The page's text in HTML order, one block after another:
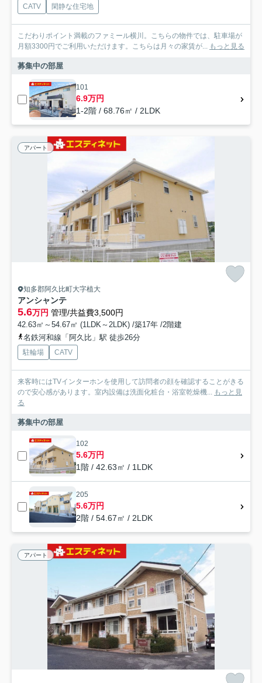
CATV 閑静な住宅地
こだわりポイント満載のファミール横川。こちらの物件では、駐車場が
月額3300円でご利用いただけます。こちらは月々の家賃が... もっと見る
募集中の部屋
101
6.9万円
1-2階 / 68.76㎡ / 2LDK
アパート
知多郡阿久比町大字植大
アンシャンテ
5.6万円 管理/共益費3,500円
42.63㎡～54.67㎡ (1LDK～2LDK) /築17年 /2階建
名鉄河和線「阿久比」駅 徒歩26分
駐輪場 CATV
来客時にはTVインターホンを使用して訪問者の顔を確認することがきる
ので安心感があります。室内設備は洗面化粧台・浴室乾燥機... もっと見
る
募集中の部屋
102
5.6万円
1階 / 42.63㎡ / 1LDK
205
5.6万円
2階 / 54.67㎡ / 2LDK
アパート